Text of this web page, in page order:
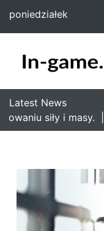
i
poniedziałek
Latest News
siły i masy. |